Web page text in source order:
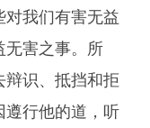
对我们有害无益
无害之事。所
辩识、抵挡和拒
行他的道，听